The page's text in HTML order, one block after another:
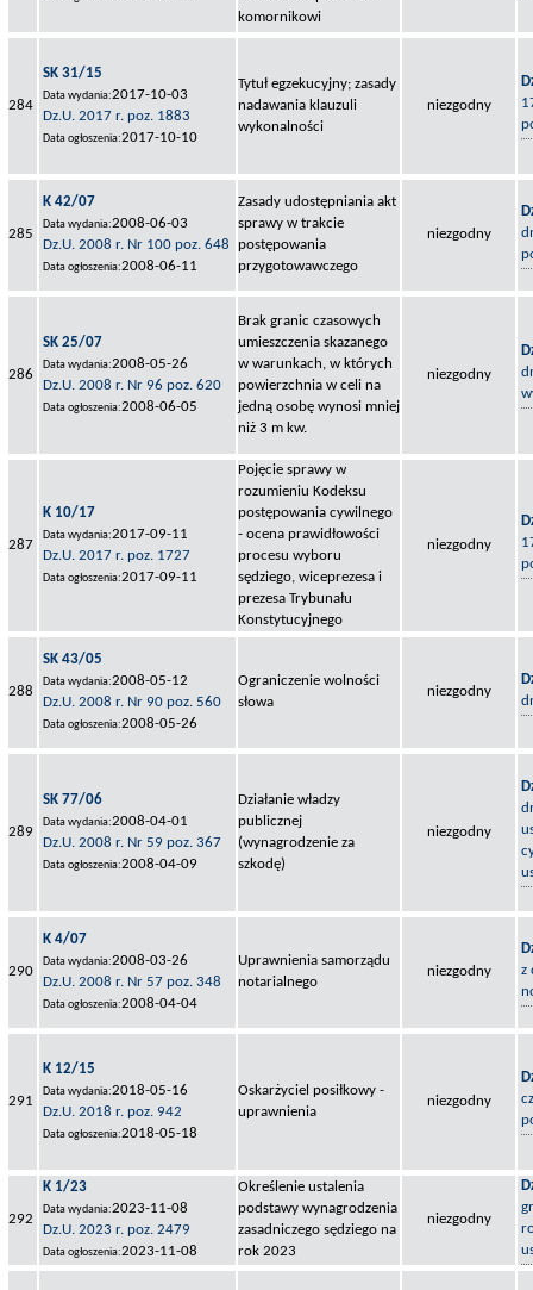
komornikowi
284
SK 31/15
Data wydania:2017-10-03
Dz.U. 2017 r. poz. 1883
Data ogłoszenia:2017-10-10
Tytuł egzekucyjny; zasady
nadawania klauzuli
wykonalności
niezgodny
285
K 42/07
Data wydania:2008-06-03
Dz.U. 2008 r. Nr 100 poz. 648
Data ogłoszenia:2008-06-11
Zasady udostępniania akt
sprawy w trakcie
postępowania
przygotowawczego
niezgodny
286
SK 25/07
Data wydania:2008-05-26
Dz.U. 2008 r. Nr 96 poz. 620
Data ogłoszenia:2008-06-05
Brak granic czasowych
umieszczenia skazanego
w warunkach, w których
powierzchnia w celi na
jedną osobę wynosi mniej
niż 3 m kw.
niezgodny
287
K 10/17
Data wydania:2017-09-11
Dz.U. 2017 r. poz. 1727
Data ogłoszenia:2017-09-11
Pojęcie sprawy w
rozumieniu Kodeksu
postępowania cywilnego
- ocena prawidłowości
procesu wyboru
sędziego, wiceprezesa i
prezesa Trybunału
Konstytucyjnego
niezgodny
288
SK 43/05
Data wydania:2008-05-12
Dz.U. 2008 r. Nr 90 poz. 560
Data ogłoszenia:2008-05-26
Ograniczenie wolności
słowa
niezgodny
289
SK 77/06
Data wydania:2008-04-01
Dz.U. 2008 r. Nr 59 poz. 367
Data ogłoszenia:2008-04-09
Działanie władzy
publicznej
(wynagrodzenie za
szkodę)
niezgodny
290
K 4/07
Data wydania:2008-03-26
Dz.U. 2008 r. Nr 57 poz. 348
Data ogłoszenia:2008-04-04
Uprawnienia samorządu
notarialnego
niezgodny
z
291
K 12/15
Data wydania:2018-05-16
Dz.U. 2018 r. poz. 942
Data ogłoszenia:2018-05-18
Oskarżyciel posiłkowy -
uprawnienia
niezgodny
292
K 1/23
Data wydania:2023-11-08
Dz.U. 2023 r. poz. 2479
Data ogłoszenia:2023-11-08
Określenie ustalenia
podstawy wynagrodzenia
zasadniczego sędziego na
rok 2023
niezgodny